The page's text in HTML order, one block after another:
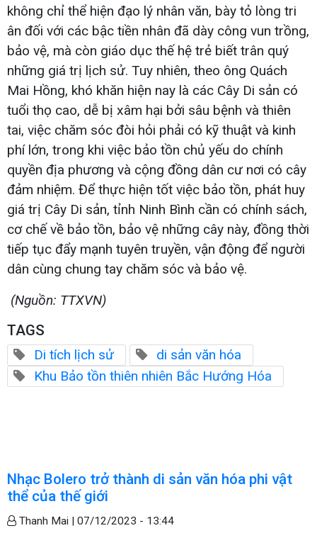
không chỉ thể hiện đạo lý nhân văn, bày tỏ lòng tri
ân đối với các bậc tiền nhân đã dày công vun trồng,
bảo vệ, mà còn giáo dục thế hệ trẻ biết trân quý
những giá trị lịch sử. Tuy nhiên, theo ông Quách
Mai Hồng, khó khăn hiện nay là các Cây Di sản có
tuổi thọ cao, dễ bị xâm hại bởi sâu bệnh và thiên
tai, việc chăm sóc đòi hỏi phải có kỹ thuật và kinh
phí lớn, trong khi việc bảo tồn chủ yếu do chính
quyền địa phương và cộng đồng dân cư nơi có cây
đảm nhiệm. Để thực hiện tốt việc bảo tồn, phát huy
giá trị Cây Di sản, tỉnh Ninh Bình cần có chính sách,
cơ chế về bảo tồn, bảo vệ những cây này, đồng thời
tiếp tục đẩy mạnh tuyên truyền, vận động để người
dân cùng chung tay chăm sóc và bảo vệ.
(Nguồn: TTXVN)
TAGS
Di tích lịch sử
di sản văn hóa
Khu Bảo tồn thiên nhiên Bắc Hướng Hóa
Nhạc Bolero trở thành di sản văn hóa phi vật
thể của thế giới
Thanh Mai | 07/12/2023 - 13:44